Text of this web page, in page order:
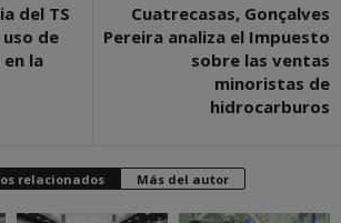
del TS
de
la
Cuatrecasas, Gonçalves
Pereira analiza el Impuesto
sobre las ventas
minoristas de
hidrocarburos
relacionados Más del autor